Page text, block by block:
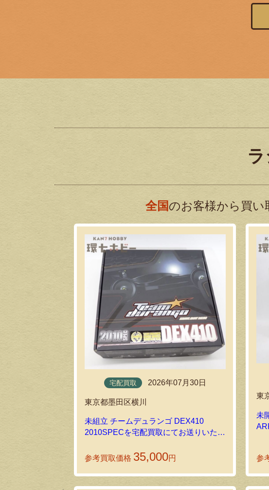
全国のお客様から買
宅配買取 2026年07月30日
東京都墨田区横川
未組立 チームデュランゴ DEX410
2010SPECを宅配買取にてお送りいただ
参考買取価格 35,000円
東
未
参